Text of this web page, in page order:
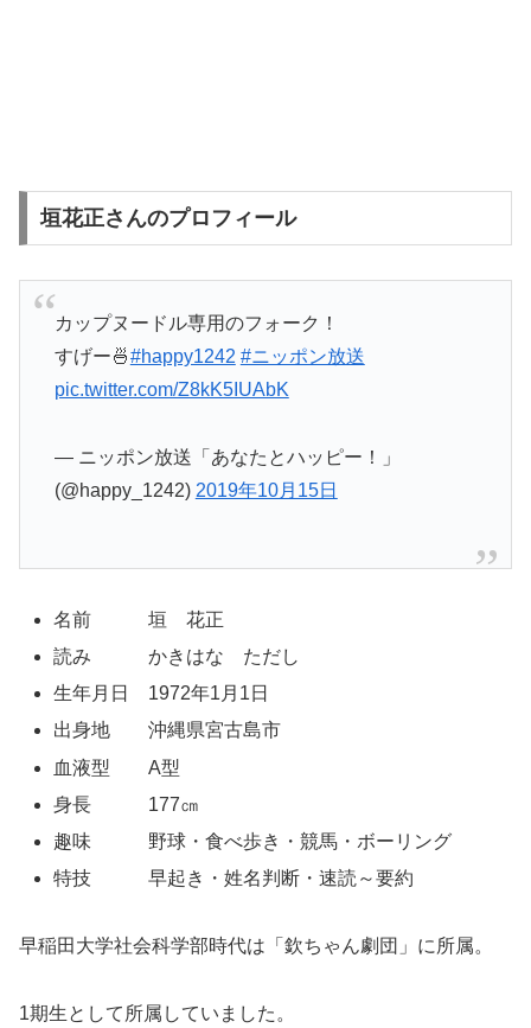
垣花正さんのプロフィール
カップヌードル専用のフォーク！
すげー🍜#happy1242 #ニッポン放送
pic.twitter.com/Z8kK5IUAbK
— ニッポン放送「あなたとハッピー！」
(@happy_1242) 2019年10月15日
名前 垣 花正
読み かきはな ただし
生年月日 1972年1月1日
出身地 沖縄県宮古島市
血液型 A型
身長 177㎝
趣味 野球・食べ歩き・競馬・ボーリング
特技 早起き・姓名判断・速読～要約
早稲田大学社会科学部時代は「欽ちゃん劇団」に所属。
1期生として所属していました。